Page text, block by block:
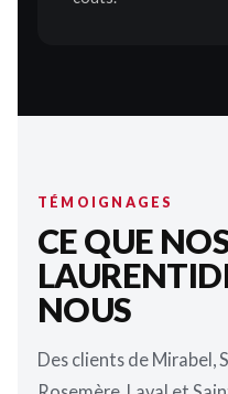
TÉMOIGNAGES
CE QUE
NOUS
Des clients de Mirabel,